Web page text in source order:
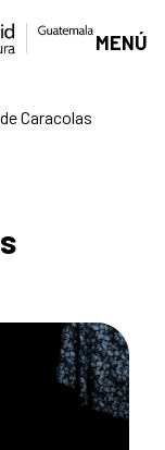
MENÚ
Caracolas